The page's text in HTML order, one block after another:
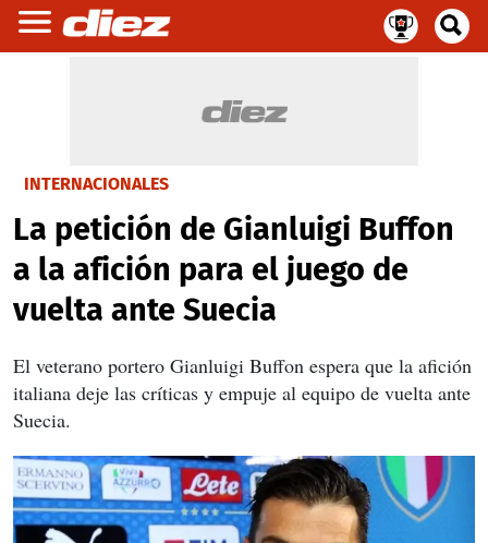
INTERNACIONALES
La petición de Gianluigi Buffon
a la afición para el juego de
vuelta ante Suecia
El veterano portero Gianluigi Buffon espera que la afición
italiana deje las críticas y empuje al equipo de vuelta ante
Suecia.